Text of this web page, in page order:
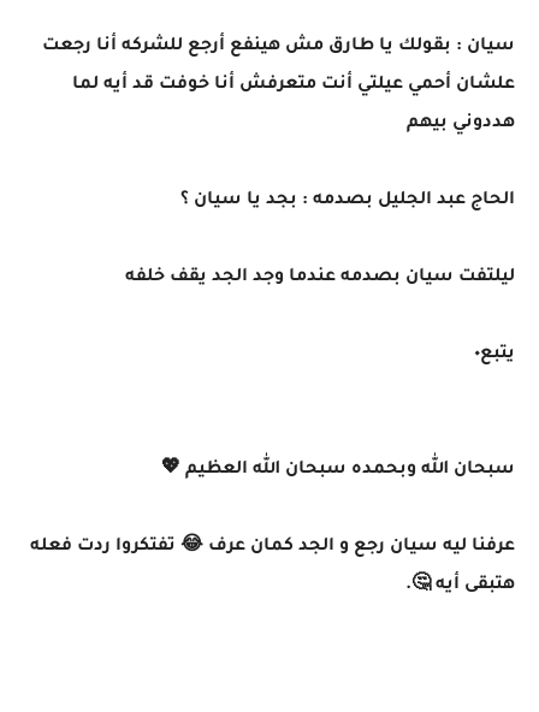
سيان : بقولك يا طارق مش هينفع أرجع للشركه أنا رجعت
علشان أحمي عيلتي أنت متعرفش أنا خوفت قد أيه لما
هددوني بيهم
الحاج عبد الجليل بصدمه : بجد يا سيان ؟
ليلتفت سيان بصدمه عندما وجد الجد يقف خلفه
يتبع٠
سبحان الله وبحمده سبحان الله العظيم 💖
عرفنا ليه سيان رجع و الجد كمان عرف 😂 تفتكروا ردت فعله
هتبقى أيه 🤔.